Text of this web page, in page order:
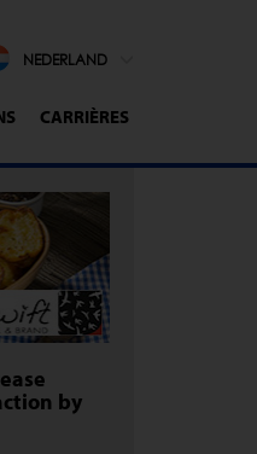
NEDERLAND
CARRIÈRES
by